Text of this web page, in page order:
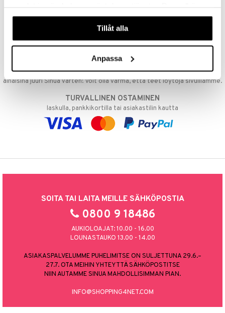
våra cookies vid fortsatt användande av vår webbplats.
Tillåt alla
Anpassa
NOPEAT TOIMITUKSET
päivänä
EDULLISET HINNAT
Ostamalla suuria eriä tuotteita varastoomme voimme pitää hinnat
alhaisina juuri Sinua varten! Voit olla varma, että teet löytöjä sivuillamme.
TURVALLINEN OSTAMINEN
laskulla, pankkikortilla tai asiakastilin kautta
SOITA TAI LAITA MEILLE SÄHKÖPOSTIA
0800 9 18486
AUKIOLOAJAT: 10.00 - 16.00
LOUNASTAUKO 13.00 - 14.00
ASIAKASPALVELUMME PUHELIMITSE ON SULJETTUNA 29.6.–
27.7. OTA MEIHIN YHTEYTTÄ SÄHKÖPOSTITSE
NIIN AUTAMME SINUA MAHDOLLISIMMAN PIAN.
INFO@SHOPPING4NET.COM